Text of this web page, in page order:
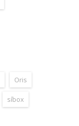
Oris
síbox